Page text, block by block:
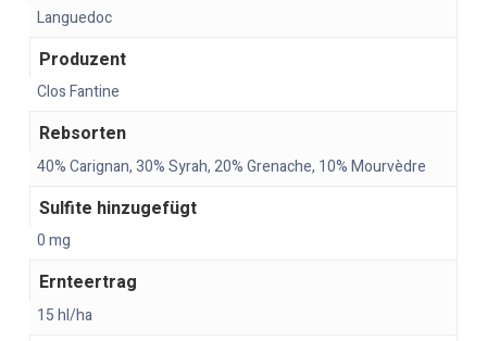
Languedoc
Produzent
Clos Fantine
Rebsorten
40% Carignan, 30% Syrah, 20% Grenache, 10% Mourvèdre
Sulfite hinzugefügt
0 mg
Ernteertrag
15 hl/ha